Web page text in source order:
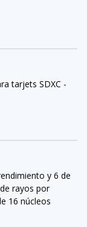
tarjets SDXC -
y 6 de
rayos por
16 núcleos